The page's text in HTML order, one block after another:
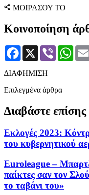
ΜΟΙΡΑΣΟΥ ΤΟ
Κοινοποίηση
Facebook
X Viber
ΔΙΑΦΗΜΙΣΗ
Επιλεγμένα άρθρα
Διαβάστε επίσης
Εκλογές 2023:
του κυβερνητικού
Euroleague –
παίκτες σαν τον
το ταβάνι του»